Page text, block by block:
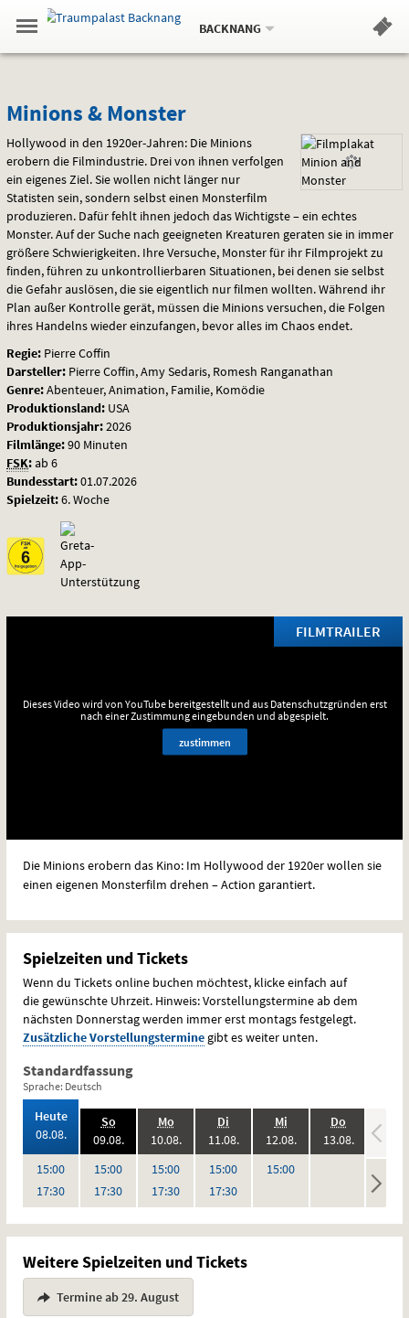
Springe
zum
,zum
.
Navigation
Gehe
zur
Standortauswahl
Standort:
BACKNANG.
Hinweis
Minions
&
Monster
Minions & Monster
Hollywood in den 1920er-Jahren: Die Minions
erobern die Filmindustrie. Drei von ihnen verfolgen
ein eigenes Ziel. Sie wollen nicht länger nur
Statisten sein, sondern selbst einen Monsterfilm
produzieren. Dafür fehlt ihnen jedoch das Wichtigste – ein echtes
Monster. Auf der Suche nach geeigneten Kreaturen geraten sie in immer
größere Schwierigkeiten. Ihre Versuche, Monster für ihr Filmprojekt zu
finden, führen zu unkontrollierbaren Situationen, bei denen sie selbst
die Gefahr auslösen, die sie eigentlich nur filmen wollten. Während ihr
Plan außer Kontrolle gerät, müssen die Minions versuchen, die Folgen
ihres Handelns wieder einzufangen, bevor alles im Chaos endet.
Regie: Pierre Coffin
Darsteller: Pierre Coffin, Amy Sedaris, Romesh Ranganathan
Genre:Abenteuer, Animation, Familie, Komödie
Produktionsland: USA
Produktionsjahr:2026
Filmlänge:90 Minuten
FSK:ab 6
Bundesstart:01.07.2026
Spielzeit:6. Woche
FILMTRAILER
Dieses Video wird von YouTube bereitgestellt und aus Datenschutzgründen erst
nach einer Zustimmung eingebunden und abgespielt.
zustimmen
Die Minions erobern das Kino: Im Hollywood der 1920er wollen sie
einen eigenen Monsterfilm drehen – Action garantiert.
Spielzeiten und Tickets
Wenn du Tickets online buchen möchtest, klicke einfach auf
die gewünschte Uhrzeit. Hinweis: Vorstellungstermine ab dem
nächsten Donnerstag werden immer erst montags festgelegt.
Zusätzliche Vorstellungstermine gibt es weiter unten.
Standardfassung
Sprache: Deutsch
Heute,
08.08.2026:
15:00Uhr
17:30Uhr
So.,
09.08.2026:
15:00Uhr
17:30Uhr
Mo.,
10.08.2026:
15:00Uhr
17:30Uhr
Di
11.08.2026:
15:00Uhr
17:30Uhr
Mi.,
12.08.2026:
15:00Uhr
Do
13.08.2026:
Vorstellungen
Weitere Spielzeiten und Tickets
Termine ab 29. August